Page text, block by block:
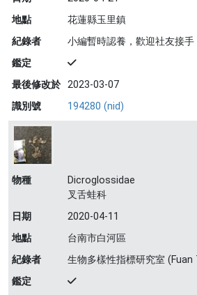
地點
花蓮縣玉里鎮
紀錄者
小編暫時認養，歡迎社友接
鑑定
最後修改於 2023-03-07
識別號
194280 (nid)
物種
Dicroglossidae
叉舌蛙科
日期
2020-04-11
地點
台南市白河區
紀錄者
生物多樣性指標研究室 (Fuan
鑑定